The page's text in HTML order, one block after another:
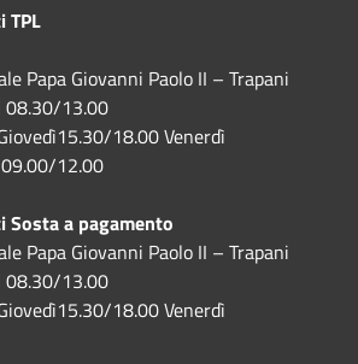
TPL
Papa Giovanni Paolo II – Trapani
08.30/13.00
18.00 Venerdì
12.00
a pagamento
Papa Giovanni Paolo II – Trapani
08.30/13.00
18.00 Venerdì